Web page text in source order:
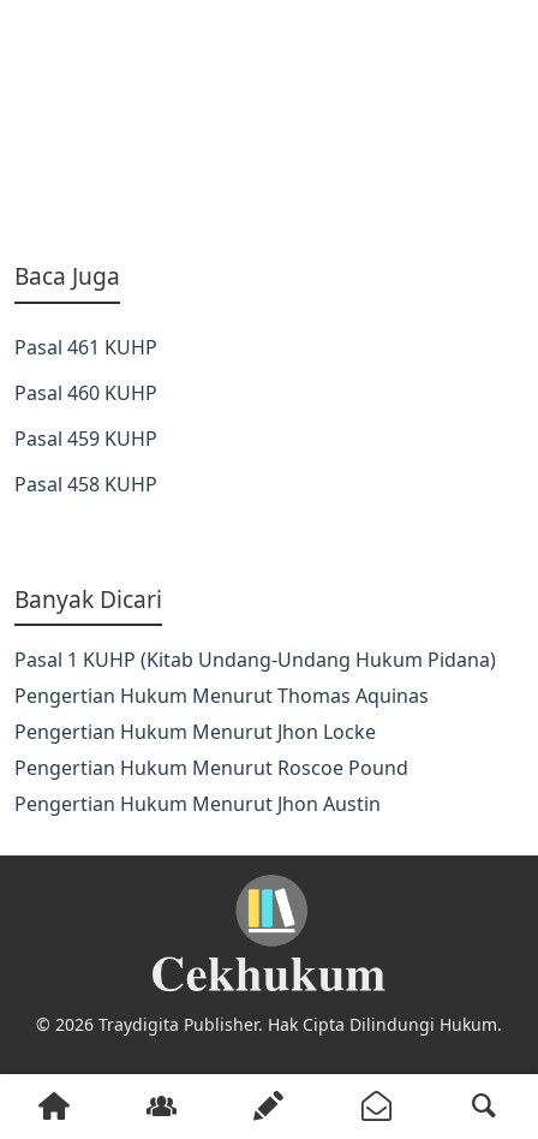
Baca Juga
Pasal 461 KUHP
Pasal 460 KUHP
Pasal 459 KUHP
Pasal 458 KUHP
Banyak Dicari
Pasal 1 KUHP (Kitab Undang-Undang Hukum Pidana)
Pengertian Hukum Menurut Thomas Aquinas
Pengertian Hukum Menurut Jhon Locke
Pengertian Hukum Menurut Roscoe Pound
Pengertian Hukum Menurut Jhon Austin
© 2026 Traydigita Publisher. Hak Cipta Dilindungi Hukum.